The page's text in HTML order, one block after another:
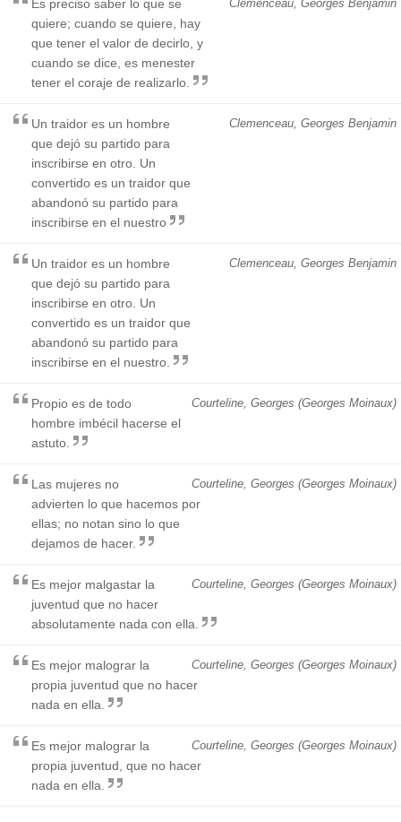
Clemenceau, Georges Benjamin
Es preciso saber lo que se
quiere; cuando se quiere, hay
que tener el valor de decirlo, y
cuando se dice, es menester
tener el coraje de realizarlo.
Clemenceau, Georges Benjamin
Un traidor es un hombre
que dejó su partido para
inscribirse en otro. Un
convertido es un traidor que
abandonó su partido para
inscribirse en el nuestro
Clemenceau, Georges Benjamin
Un traidor es un hombre
que dejó su partido para
inscribirse en otro. Un
convertido es un traidor que
abandonó su partido para
inscribirse en el nuestro.
Courteline, Georges (Georges Moinaux)
Propio es de todo
hombre imbécil hacerse el
astuto.
Courteline, Georges (Georges Moinaux)
Las mujeres no
advierten lo que hacemos por
ellas; no notan sino lo que
dejamos de hacer.
Courteline, Georges (Georges Moinaux)
Es mejor malgastar la
juventud que no hacer
absolutamente nada con ella.
Courteline, Georges (Georges Moinaux)
Es mejor malograr la
propia juventud que no hacer
nada en ella.
Courteline, Georges (Georges Moinaux)
Es mejor malograr la
propia juventud, que no hacer
nada en ella.